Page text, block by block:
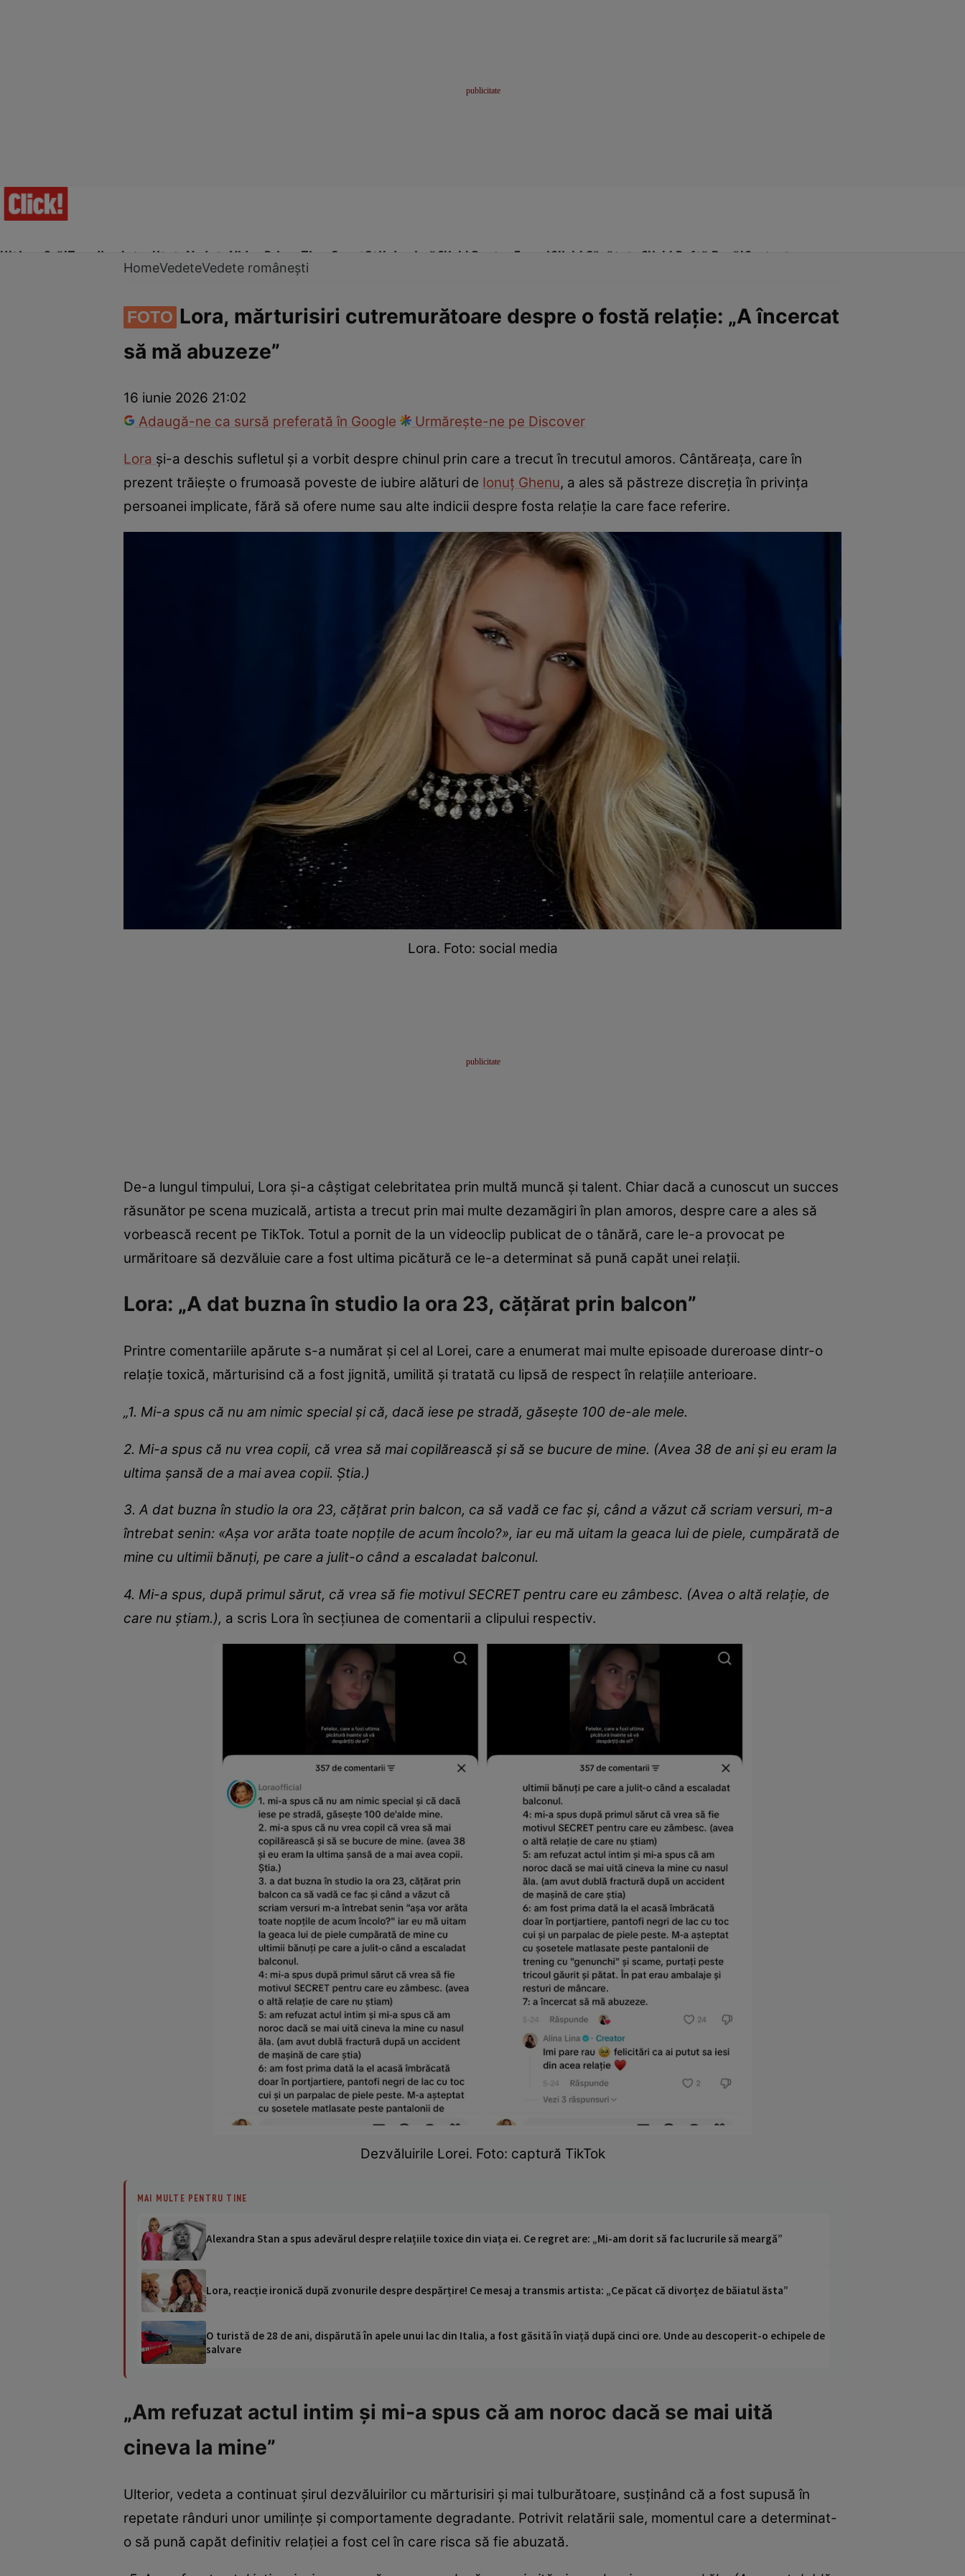
Ultima Oră!Trending Actualitate Vedete Video Prime Time SportStil de viațăClick! Pentru FemeiClick! Sănătate Click! Poftă Bună!Contact
Vedete internaționaleVedete româneștiInterviurile Click!
HomeVedeteVedete românești
FOTO Lora, mărturisiri cutremurătoare despre o fostă relație: „A încercat
să mă abuzeze”
16 iunie 2026 21:02
Adaugă-ne ca sursă preferată în Google
Urmărește-ne pe Discover
Lora și-a deschis sufletul și a vorbit despre chinul prin care a trecut în trecutul amoros. Cântăreața, care în
prezent trăiește o frumoasă poveste de iubire alături de Ionuț Ghenu, a ales să păstreze discreția în privința
persoanei implicate, fără să ofere nume sau alte indicii despre fosta relație la care face referire.
Lora. Foto: social media
De-a lungul timpului, Lora și-a câștigat celebritatea prin multă muncă și talent. Chiar dacă a cunoscut un succes
răsunător pe scena muzicală, artista a trecut prin mai multe dezamăgiri în plan amoros, despre care a ales să
vorbească recent pe TikTok. Totul a pornit de la un videoclip publicat de o tânără, care le-a provocat pe
urmăritoare să dezvăluie care a fost ultima picătură ce le-a determinat să pună capăt unei relații.
Lora: „A dat buzna în studio la ora 23, cățărat prin balcon”
Printre comentariile apărute s-a numărat și cel al Lorei, care a enumerat mai multe episoade dureroase dintr-o
relație toxică, mărturisind că a fost jignită, umilită și tratată cu lipsă de respect în relațiile anterioare.
„1. Mi-a spus că nu am nimic special și că, dacă iese pe stradă, găsește 100 de-ale mele.
2. Mi-a spus că nu vrea copii, că vrea să mai copilărească și să se bucure de mine. (Avea 38 de ani și eu eram la
ultima șansă de a mai avea copii. Știa.)
3. A dat buzna în studio la ora 23, cățărat prin balcon, ca să vadă ce fac și, când a văzut că scriam versuri, m-a
întrebat senin: «Așa vor arăta toate nopțile de acum încolo?», iar eu mă uitam la geaca lui de piele, cumpărată de
mine cu ultimii bănuți, pe care a julit-o când a escaladat balconul.
4. Mi-a spus, după primul sărut, că vrea să fie motivul SECRET pentru care eu zâmbesc. (Avea o altă relație, de
care nu știam.), a scris Lora în secțiunea de comentarii a clipului respectiv.
Dezvăluirile Lorei. Foto: captură TikTok
MAI MULTE PENTRU TINE
Alexandra Stan a spus adevărul despre relațiile toxice din viața ei. Ce regret are: „Mi-am dorit să fac lucrurile să meargă”
Lora, reacție ironică după zvonurile despre despărțire! Ce mesaj a transmis artista: „Ce păcat că divorțez de băiatul ăsta”
O turistă de 28 de ani, dispărută în apele unui lac din Italia, a fost găsită în viață după cinci ore. Unde au descoperit-o echipele de
salvare
„Am refuzat actul intim și mi-a spus că am noroc dacă se mai uită
cineva la mine”
Ulterior, vedeta a continuat șirul dezvăluirilor cu mărturisiri și mai tulburătoare, susținând că a fost supusă în
repetate rânduri unor umilințe și comportamente degradante. Potrivit relatării sale, momentul care a determinat-
o să pună capăt definitiv relației a fost cel în care risca să fie abuzată.